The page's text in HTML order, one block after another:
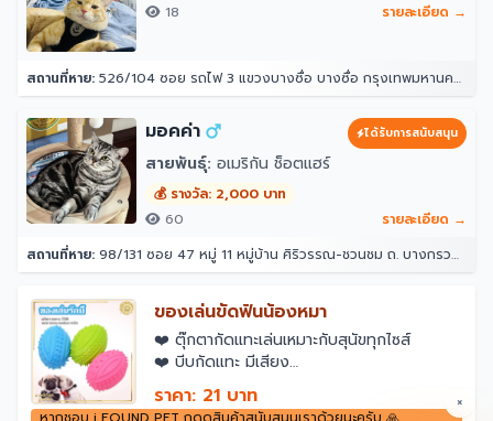
18 รายละเอียด →
สถานที่หาย: 526/104 ซอย รถไฟ 3 แขวงบางซื่อ บางซื่อ กรุงเทพมหานคร 10800
มอคค่า ได้รับการสนับสนุน
สายพันธุ์: อเมริกัน ช็อตแฮร์
💰 รางวัล: 2,000 บาท
60
รายละเอียด →
สถานที่หาย: 98/131 ซอย 47 หมู่ 11 หมู่บ้าน ศิริวรรณ-ชวนชม ถ. บางกรวย - ไทรน้อย ตำบล บางบัวทอง อำเภอบางบัวทอง นนทบุรี 11110
ของเล่นขัดฟันน้องหมา
❤️️ ตุ๊กตากัดแทะเล่นเหมาะกับสุนัขทุกไซส์
❤️️ บีบกัดแทะ มีเสียง
…………………………………
✨ วัสดุที่ใช้ในการผลิตสินค้า ✨
ราคา: 21 บาท ×